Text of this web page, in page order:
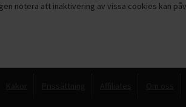
notera att inaktivering av vissa cookies kan